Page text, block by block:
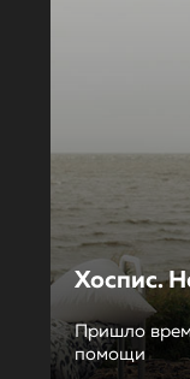
Хоспис.
Пришло
помощи